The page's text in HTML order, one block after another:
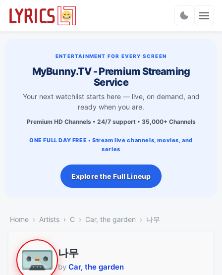
ENTERTAINMENT FOR EVERY SCREEN
MyBunny.TV - Premium Streaming
Service
Your next watchlist starts here — live, on demand, and
ready when you are.
Premium HD Channels • 24/7 support • 35,000+ Channels
ONE FULL DAY FREE • Stream live channels, movies, and
series
Explore the Full Lineup
Home Artists C Car, the garden 나무
나무
by Car, the garden